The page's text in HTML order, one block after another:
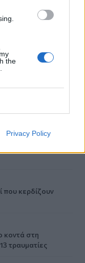
the
Privacy Policy
για μεγάλες
22 χρόνια
ότι
που κερδίζουν
κοντά στη
τραυματίες